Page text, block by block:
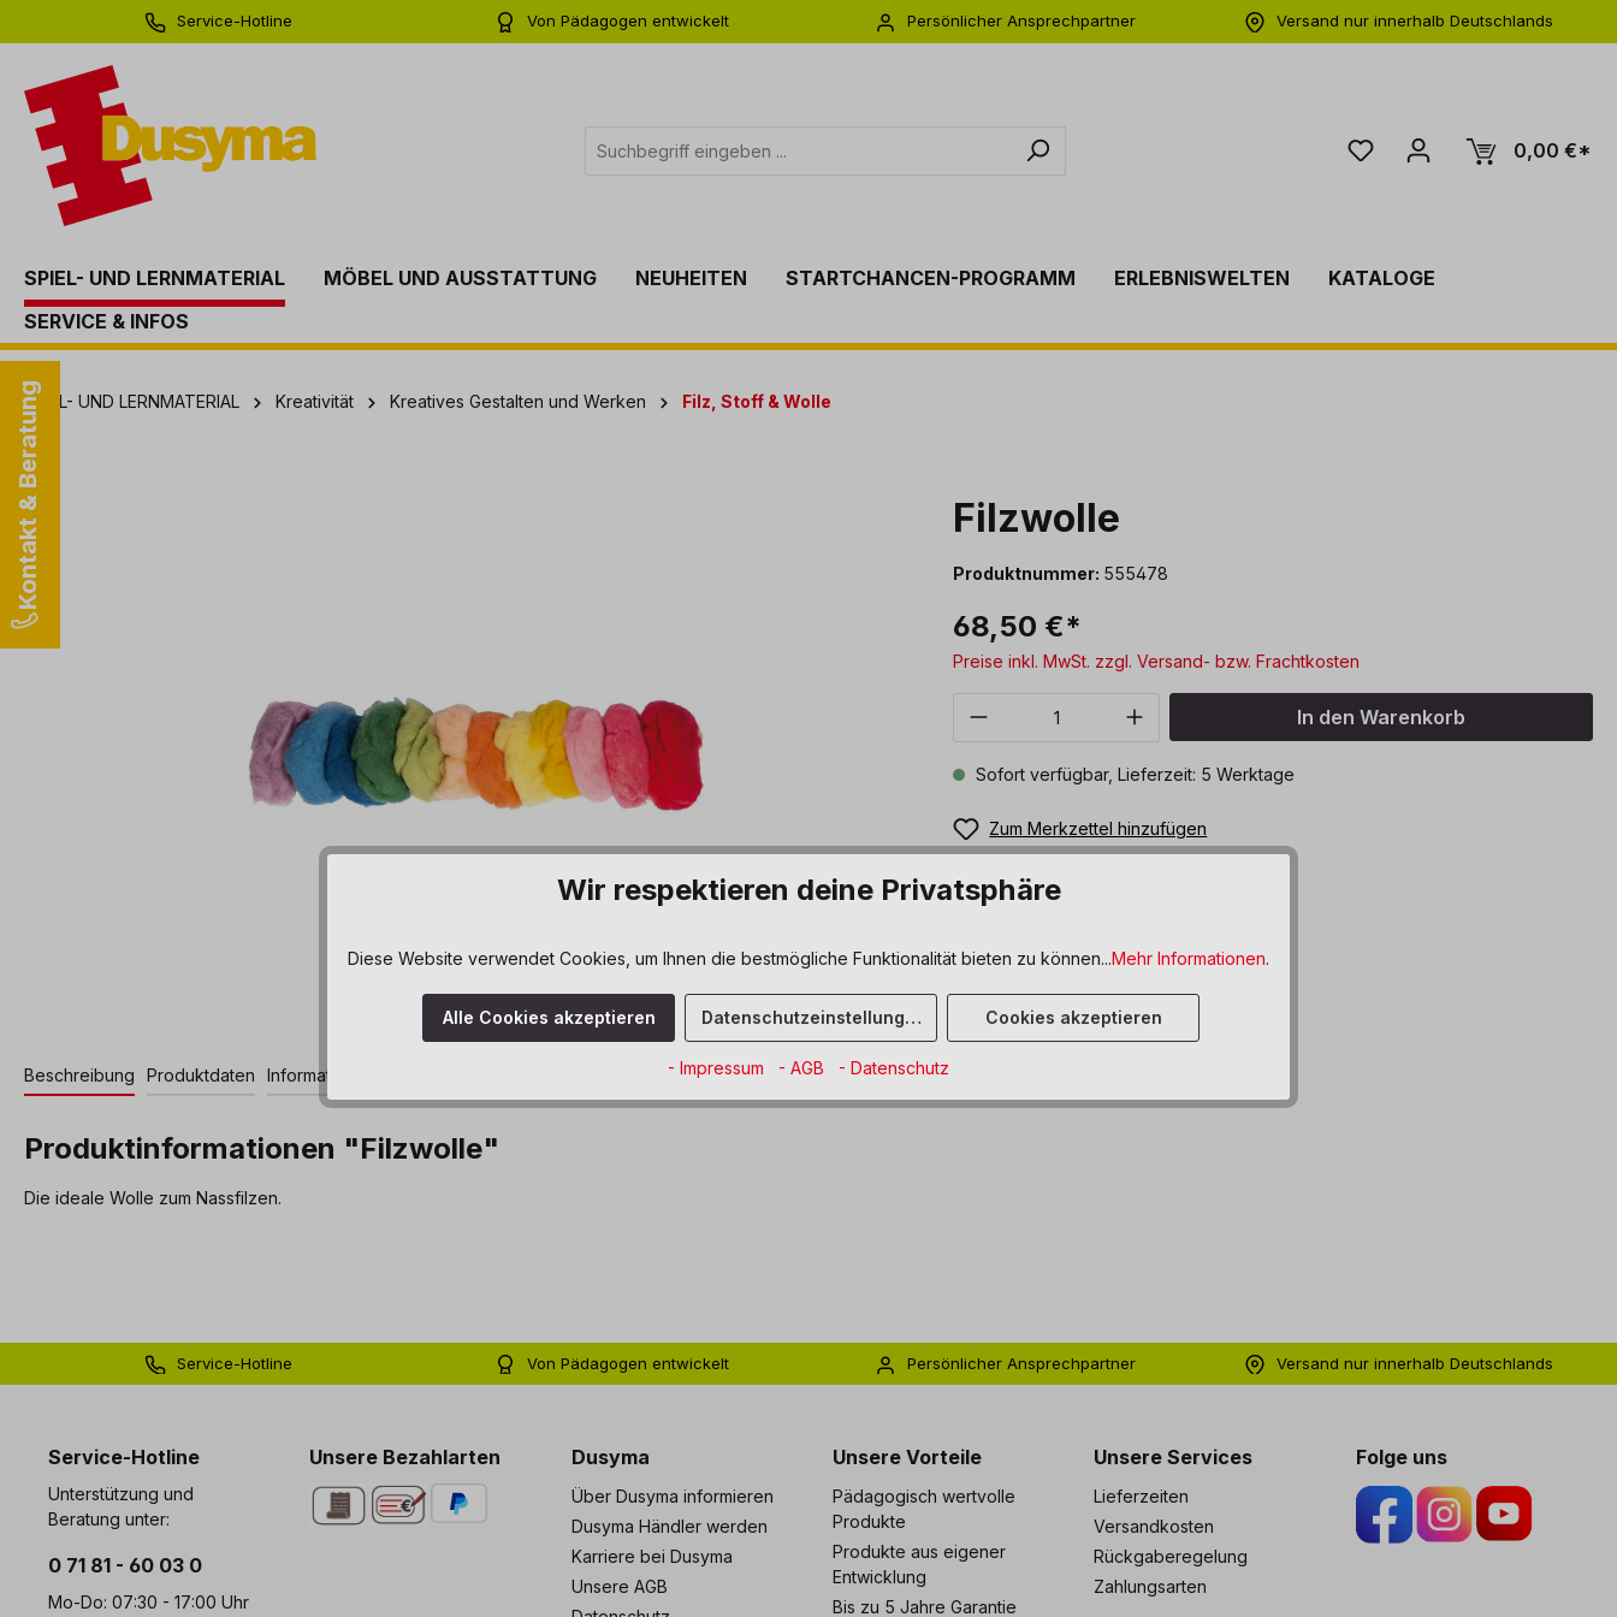
Zur Hauptnavigation springen
Service-Hotline
Von Pädagogen entwickelt
Persönlicher Ansprechpartner
Versand nur innerhalb Deutschlands
0,00 €*
SPIEL- UND LERNMATERIAL MÖBEL UND AUSSTATTUNG NEUHEITEN STARTCHANCEN-PROGRAMM ERLEBNISWELTEN
KATALOGE
SERVICE & INFOS
Kontakt & Beratung
SPIEL- UND LERNMATERIAL Kreativität Kreatives Gestalten und Werken Filz, Stoff & Wolle
Bildergalerie überspringen Filzwolle
Produktnummer: 555478
68,50 €*
Preise inkl. MwSt. zzgl. Versand- bzw. Frachtkosten
Produkt Anzahl: Gib den gewünschten Wert
In den Warenkorb
Sofort verfügbar, Lieferzeit: 5 Werktage
Zum Merkzettel hinzufügen
Beschreibung Produktdaten Informationen und Hinweise
Produktinformationen "Filzwolle"
Die ideale Wolle zum Nassfilzen.
Service-Hotline
Von Pädagogen entwickelt
Persönlicher Ansprechpartner
Versand nur innerhalb Deutschlands
Service-Hotline
Unterstützung und
Beratung unter:
0 71 81 - 60 03 0
Mo-Do: 07:30 - 17:00 Uhr
Unsere Bezahlarten Dusyma
Über Dusyma informieren
Dusyma Händler werden
Karriere bei Dusyma
Unsere AGB
Unsere Vorteile
Pädagogisch wertvolle
Produkte
Produkte aus eigener
Entwicklung
Bis zu 5 Jahre Garantie
Unsere Services
Lieferzeiten
Versandkosten
Rückgaberegelung
Zahlungsarten
Folge uns
Wir respektieren deine Privatsphäre
Diese Website verwendet Cookies, um Ihnen die bestmögliche Funktionalität bieten zu können...Mehr Informationen.
Alle Cookies akzeptieren Datenschutzeinstellungen Cookies akzeptieren
- Impressum - AGB - Datenschutz